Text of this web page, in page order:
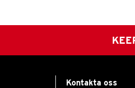
Kontakta oss